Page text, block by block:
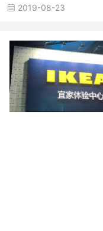
2019-08-23